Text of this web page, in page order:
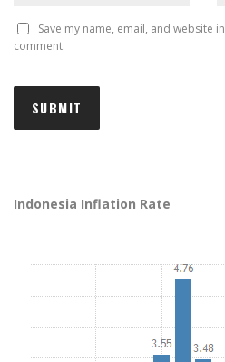
Save my name, email, and website
comment.
Indonesia Inflation Rate